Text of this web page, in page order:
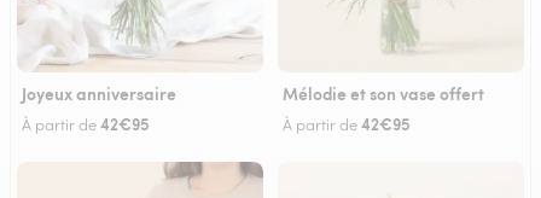
Joyeux anniversaire
À partir de42€95
Mélodie et son vase offert
À partir de42€95